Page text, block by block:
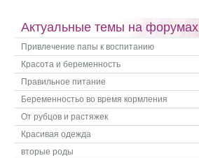
Актуальные темы на форумах
Привлечение папы к воспитанию
Красота и беременность
Правильное питание
Беременностьо во время кормления
От рубцов и растяжек
Красивая одежда
вторые роды